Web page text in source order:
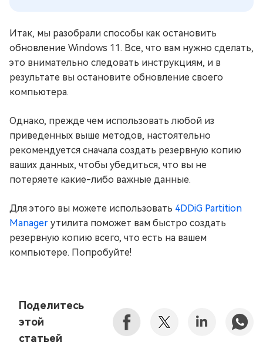
Итак, мы разобрали способы как остановить
обновление Windows 11. Все, что вам нужно сделать,
это внимательно следовать инструкциям, и в
результате вы остановите обновление своего
компьютера.
Однако, прежде чем использовать любой из
приведенных выше методов, настоятельно
рекомендуется сначала создать резервную копию
ваших данных, чтобы убедиться, что вы не
потеряете какие-либо важные данные.
Для этого вы можете использовать 4DDiG Partition
Manager утилита поможет вам быстро создать
резервную копию всего, что есть на вашем
компьютере. Попробуйте!
Поделитесь
этой
статьей